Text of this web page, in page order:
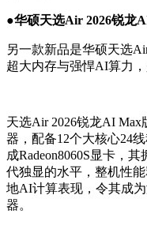
●华硕天选Air 2026锐龙
另一款新品是华硕天选
超大内存与强悍AI算力
天选Air 2026锐龙AI
器，配备12个大核心24
成Radeon8060S显卡，
代独显的水平，整机性
地AI计算表现，令其成
器。